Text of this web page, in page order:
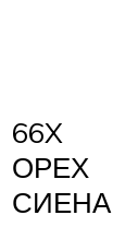
66X
ОРЕХ
СИЕНА